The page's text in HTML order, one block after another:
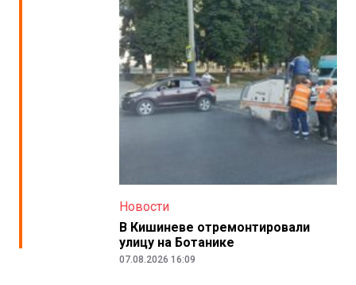
Новости
В Кишиневе отремонтировали
улицу на Ботанике
07.08.2026 16:09